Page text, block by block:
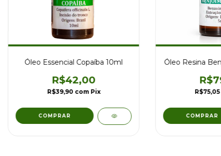
Óleo Essencial Copaíba 10ml
R$42,00
R$39,90 com Pix
Óleo Resina
R$75,05